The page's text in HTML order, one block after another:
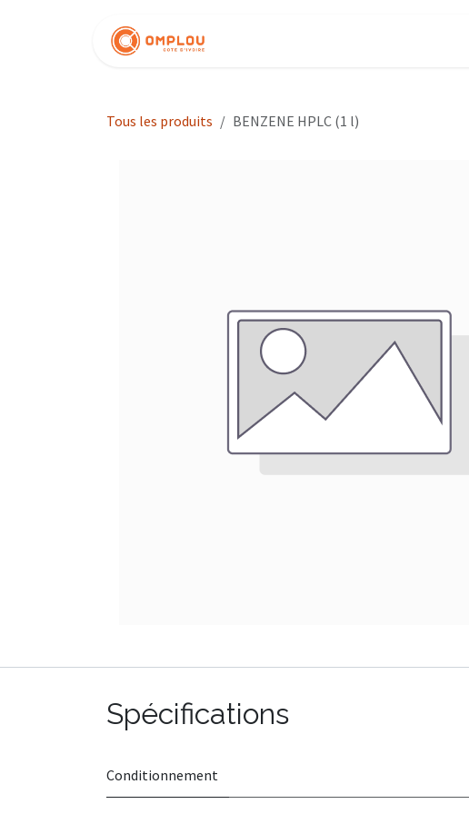
Tous les produits BENZENE HPLC (1 l)
Spécifications
Conditionnement